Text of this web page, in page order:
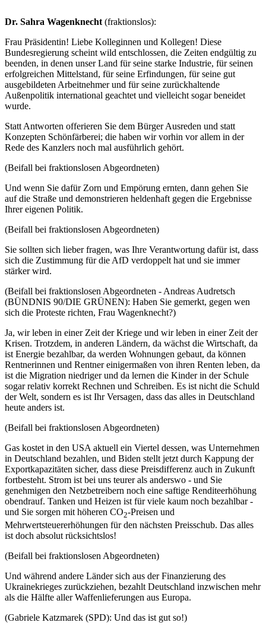
Dr. Sahra Wagenknecht (fraktionslos):
Frau Präsidentin! Liebe Kolleginnen und Kollegen! Diese
Bundesregierung scheint wild entschlossen, die Zeiten endgültig zu
beenden, in denen unser Land für seine starke Industrie, für seinen
erfolgreichen Mittelstand, für seine Erfindungen, für seine gut
ausgebildeten Arbeitnehmer und für seine zurückhaltende
Außenpolitik international geachtet und vielleicht sogar beneidet
wurde.
Statt Antworten offerieren Sie dem Bürger Ausreden und statt
Konzepten Schönfärberei; die haben wir vorhin vor allem in der
Rede des Kanzlers noch mal ausführlich gehört.
(Beifall bei fraktionslosen Abgeordneten)
Und wenn Sie dafür Zorn und Empörung ernten, dann gehen Sie
auf die Straße und demonstrieren heldenhaft gegen die Ergebnisse
Ihrer eigenen Politik.
(Beifall bei fraktionslosen Abgeordneten)
Sie sollten sich lieber fragen, was Ihre Verantwortung dafür ist, dass
sich die Zustimmung für die AfD verdoppelt hat und sie immer
stärker wird.
(Beifall bei fraktionslosen Abgeordneten - Andreas Audretsch
(BÜNDNIS 90/DIE GRÜNEN): Haben Sie gemerkt, gegen wen
sich die Proteste richten, Frau Wagenknecht?)
Ja, wir leben in einer Zeit der Kriege und wir leben in einer Zeit der
Krisen. Trotzdem, in anderen Ländern, da wächst die Wirtschaft, da
ist Energie bezahlbar, da werden Wohnungen gebaut, da können
Rentnerinnen und Rentner einigermaßen von ihren Renten leben, da
ist die Migration niedriger und da lernen die Kinder in der Schule
sogar relativ korrekt Rechnen und Schreiben. Es ist nicht die Schuld
der Welt, sondern es ist Ihr Versagen, dass das alles in Deutschland
heute anders ist.
(Beifall bei fraktionslosen Abgeordneten)
Gas kostet in den USA aktuell ein Viertel dessen, was Unternehmen
in Deutschland bezahlen, und Biden stellt jetzt durch Kappung der
Exportkapazitäten sicher, dass diese Preisdifferenz auch in Zukunft
fortbesteht. Strom ist bei uns teurer als anderswo - und Sie
genehmigen den Netzbetreibern noch eine saftige Renditeerhöhung
obendrauf. Tanken und Heizen ist für viele kaum noch bezahlbar -
und Sie sorgen mit höheren CO2-Preisen und
Mehrwertsteuererhöhungen für den nächsten Preisschub. Das alles
ist doch absolut rücksichtslos!
(Beifall bei fraktionslosen Abgeordneten)
Und während andere Länder sich aus der Finanzierung des
Ukrainekrieges zurückziehen, bezahlt Deutschland inzwischen mehr
als die Hälfte aller Waffenlieferungen aus Europa.
(Gabriele Katzmarek (SPD): Und das ist gut so!)